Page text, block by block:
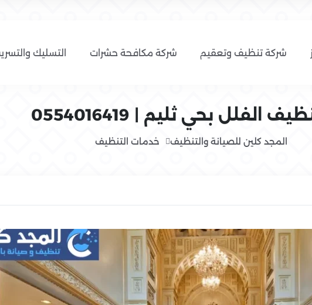
شركة تنظيف وتعقيم شركة مكافحة حشرات التسليك
الفلل بحي ثليم | 0554016419
المجد كلين للصيانة والتنظيف خدمات التنظيف